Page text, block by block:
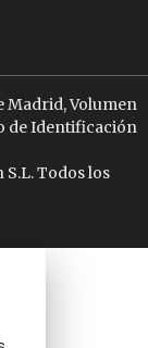
Madrid, Volumen
de Identificación
Todos los